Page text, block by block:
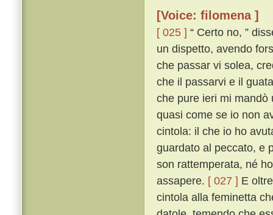
[Voice: filomena ]
[ 025 ] “ Certo no, ”
un dispetto, avendo
che passar vi solea,
che il passarvi e il
che pure ieri mi mandò
quasi come se io non
cintola: il che io ho
guardato al peccato, e
son rattemperata, né
assapere. [ 027 ] E
cintola alla feminetta